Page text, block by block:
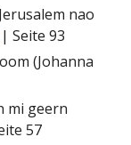
nao
| Seite 93
(Johanna
mi geern
57